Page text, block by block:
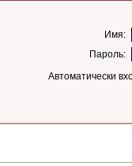
Имя:
Пароль:
Автоматически